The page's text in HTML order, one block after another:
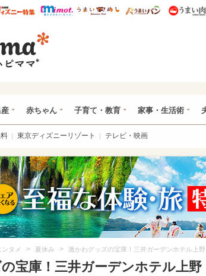
ピママ* ウレぴあ総研 ディズニー特集
mimot. うまいめし うまいパン
赤ちゃん 子育て・教育 家事・生活術
東京ディズニーリゾート テレビ・映画
タメ > 夏休み > 激かわグッズの宝庫！三井ガーデンホテル上
宝庫！三井ガーデンホテル上野